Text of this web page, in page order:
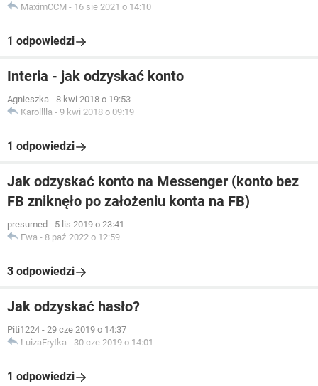
MaximCCM - 16 sie 2021 o 14:10
1 odpowiedzi
Interia - jak odzyskać konto
Agnieszka - 8 kwi 2018 o 19:53
Karolllla - 9 kwi 2018 o 09:19
1 odpowiedzi
Jak odzyskać konto na Messenger (konto bez
FB zniknęło po założeniu konta na FB)
presumed - 5 lis 2019 o 23:41
Ewa - 8 paź 2022 o 12:59
3 odpowiedzi
Jak odzyskać hasło?
Piti1224 - 29 cze 2019 o 14:37
LuizaFrytka - 30 cze 2019 o 14:01
1 odpowiedzi